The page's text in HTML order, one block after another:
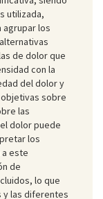
utilizada,
agrupar los
de dolor que
con la
del dolor y
sobre
las
dolor puede
los
este
de
lo que
y las diferentes